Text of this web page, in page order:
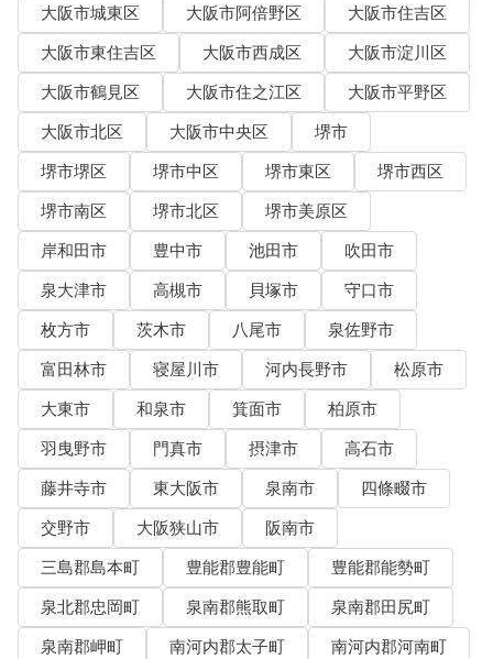
大阪市城東区
大阪市阿倍野区
大阪市住吉区
大阪市東住吉区
大阪市西成区
大阪市淀川区
大阪市鶴見区
大阪市住之江区
大阪市平野区
大阪市北区
大阪市中央区
堺市
堺市堺区
堺市中区 堺市東区
堺市西区
堺市南区
堺市北区
堺市美原区
岸和田市
豊中市 池田市
吹田市
泉大津市
高槻市 貝塚市
守口市
枚方市
茨木市 八尾市
泉佐野市
富田林市
寝屋川市 河内長野市
松原市
大東市
和泉市 箕面市
柏原市
羽曳野市
門真市 摂津市
高石市
藤井寺市
東大阪市 泉南市
四條畷市
交野市
大阪狭山市
阪南市
三島郡島本町
豊能郡豊能町
豊能郡能勢町
泉北郡忠岡町
泉南郡熊取町
泉南郡田尻町
泉南郡岬町
南河内郡太子町
南河内郡河南町